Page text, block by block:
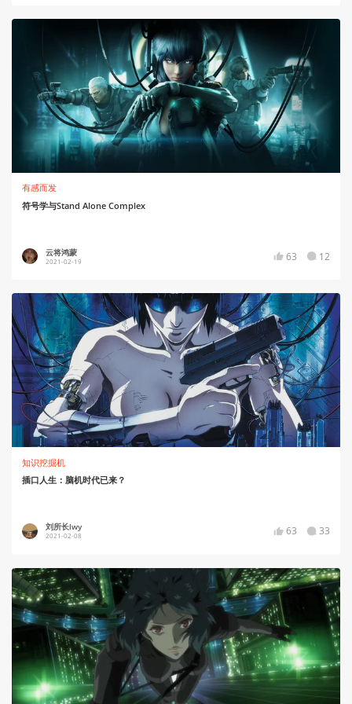
有感而发
符号学与Stand Alone Complex
云将鸿蒙
2021-02-19 63 12
知识挖掘机
插口人生：脑机时代已来？
刘所长lwy
2021-02-08 63 33